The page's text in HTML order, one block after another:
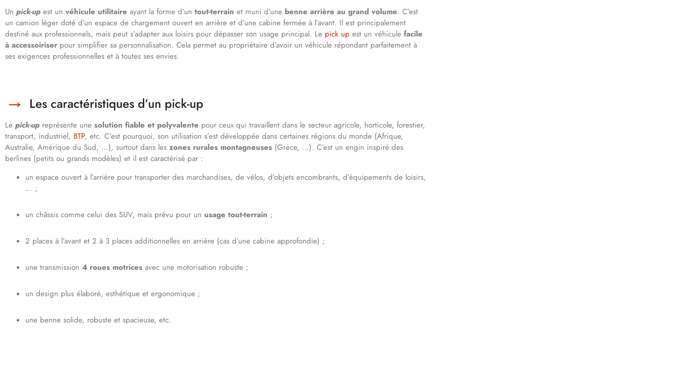
Un pick-up est un véhicule utilitaire ayant la forme d’un tout-terrain et muni d’une benne arrière au grand volume. C’est
un camion léger doté d’un espace de chargement ouvert en arrière et d’une cabine fermée à l’avant. Il est principalement
destiné aux professionnels, mais peut s’adapter aux loisirs pour dépasser son usage principal. Le pick up est un véhicule facile
à accessoiriser pour simplifier sa personnalisation. Cela permet au propriétaire d’avoir un véhicule répondant parfaitement à
ses exigences professionnelles et à toutes ses envies.
Les caractéristiques d’un pick-up
Le pick-up représente une solution fiable et polyvalente pour ceux qui travaillent dans le secteur agricole, horticole, forestier,
transport, industriel, BTP, etc. C’est pourquoi, son utilisation s’est développée dans certaines régions du monde (Afrique,
Australie, Amérique du Sud, …), surtout dans les zones rurales montagneuses (Grèce, …). C’est un engin inspiré des
berlines (petits ou grands modèles) et il est caractérisé par :
un espace ouvert à l’arrière pour transporter des marchandises, de vélos, d’objets encombrants, d’équipements de loisirs,
… ;
un châssis comme celui des SUV, mais prévu pour un usage tout-terrain ;
2 places à l’avant et 2 à 3 places additionnelles en arrière (cas d’une cabine approfondie) ;
une transmission 4 roues motrices avec une motorisation robuste ;
un design plus élaboré, esthétique et ergonomique ;
une benne solide, robuste et spacieuse, etc.